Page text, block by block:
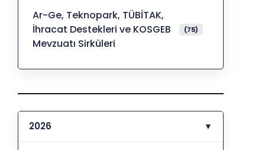
Ar-Ge, Teknopark, TÜBİTAK,
İhracat Destekleri ve KOSGEB
Mevzuatı Sirküleri
(75)
2026 ▼